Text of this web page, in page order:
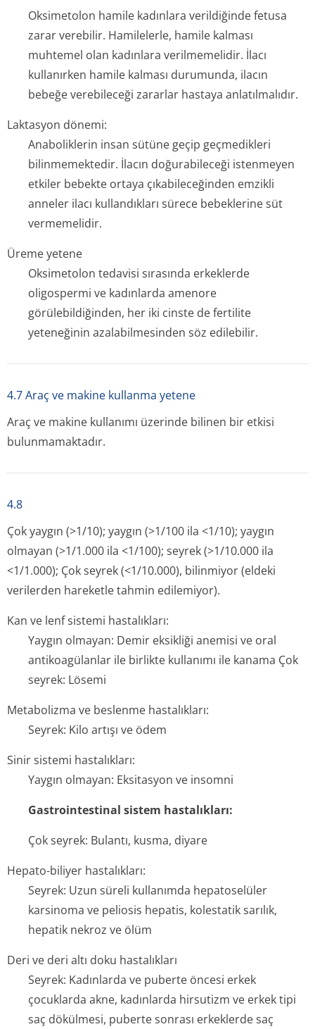
Oksimetolon hamile kadınlara verildiğinde fetusa
zarar verebilir. Hamilelerle, hamile kalması
muhtemel olan kadınlara verilmemelidir. İlacı
kullanırken hamile kalması durumunda, ilacın
bebeğe verebileceği zararlar hastaya anlatılmalıdır.
Laktasyon dönemi:
Anaboliklerin insan sütüne geçip geçmedikleri
bilinmemektedir. İlacın doğurabileceği istenmeyen
etkiler bebekte ortaya çıkabileceğinden emzikli
anneler ilacı kullandıkları sürece bebeklerine süt
vermemelidir.
Üreme yetene
Oksimetolon tedavisi sırasında erkeklerde
oligospermi ve kadınlarda amenore
görülebildiğinden, her iki cinste de fertilite
yeteneğinin azalabilmesinden söz edilebilir.
4.7 Araç ve makine kullanma yetene
Araç ve makine kullanımı üzerinde bilinen bir etkisi
bulunmamaktadır.
4.8
Çok yaygın (>1/10); yaygın (>1/100 ila <1/10); yaygın
olmayan (>1/1.000 ila <1/100); seyrek (>1/10.000 ila
<1/1.000); Çok seyrek (<1/10.000), bilinmiyor (eldeki
verilerden hareketle tahmin edilemiyor).
Kan ve lenf sistemi hastalıkları:
Yaygın olmayan: Demir eksikliği anemisi ve oral
antikoagülanlar ile birlikte kullanımı ile kanama Çok
seyrek: Lösemi
Metabolizma ve beslenme hastalıkları:
Seyrek: Kilo artışı ve ödem
Sinir sistemi hastalıkları:
Yaygın olmayan: Eksitasyon ve insomni
Gastrointestinal sistem hastalıkları:
Çok seyrek: Bulantı, kusma, diyare
Hepato-biliyer hastalıkları:
Seyrek: Uzun süreli kullanımda hepatoselüler
karsinoma ve peliosis hepatis, kolestatik sarılık,
hepatik nekroz ve ölüm
Deri ve deri altı doku hastalıkları
Seyrek: Kadınlarda ve puberte öncesi erkek
çocuklarda akne, kadınlarda hirsutizm ve erkek tipi
saç dökülmesi, puberte sonrası erkeklerde saç